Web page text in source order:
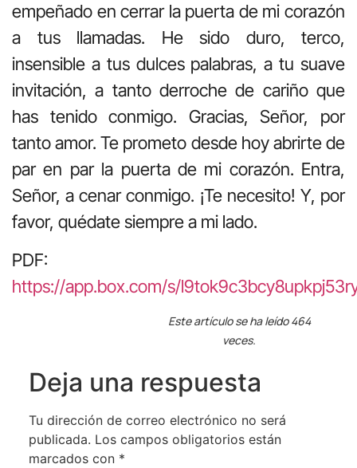
empeñado en cerrar la puerta de mi corazón
a tus llamadas. He sido duro, terco,
insensible a tus dulces palabras, a tu suave
invitación, a tanto derroche de cariño que
has tenido conmigo. Gracias, Señor, por
tanto amor. Te prometo desde hoy abrirte de
par en par la puerta de mi corazón. Entra,
Señor, a cenar conmigo. ¡Te necesito! Y, por
favor, quédate siempre a mi lado.
PDF:
https://app.box.com/s/
Este artículo se ha leído 464
veces.
Deja una respuesta
Tu dirección de correo electrónico no será
publicada. Los campos obligatorios están
marcados con *